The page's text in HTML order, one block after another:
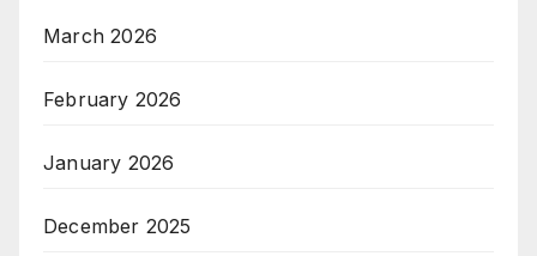
March 2026
February 2026
January 2026
December 2025